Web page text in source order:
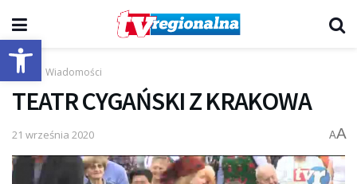
Otwórz pasek narzędzi
Start Wiadomości
TEATR CYGAŃSKI Z KRAKOWA
21 września 2020 AA